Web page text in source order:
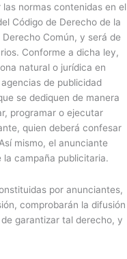
normas contenidas en el
Código de Derecho de la
Común, y será de
Conforme a dicha ley,
natural o jurídica en
de publicidad
se dediquen de manera
programar o ejecutar
quien deberá confesar
mismo, el anunciante
campaña publicitaria.
por anunciantes,
comprobarán la difusión
garantizar tal derecho, y